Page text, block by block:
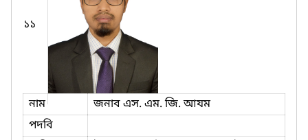
১১
নাম
জনাব এস. এম. জি. আযম
পদবি